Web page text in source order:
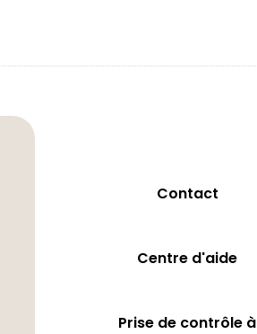
Contact
Centre d'aide
Prise de contrôle à